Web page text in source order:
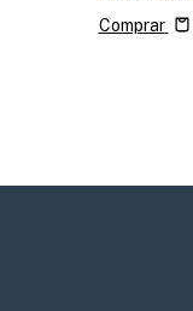
Comprar